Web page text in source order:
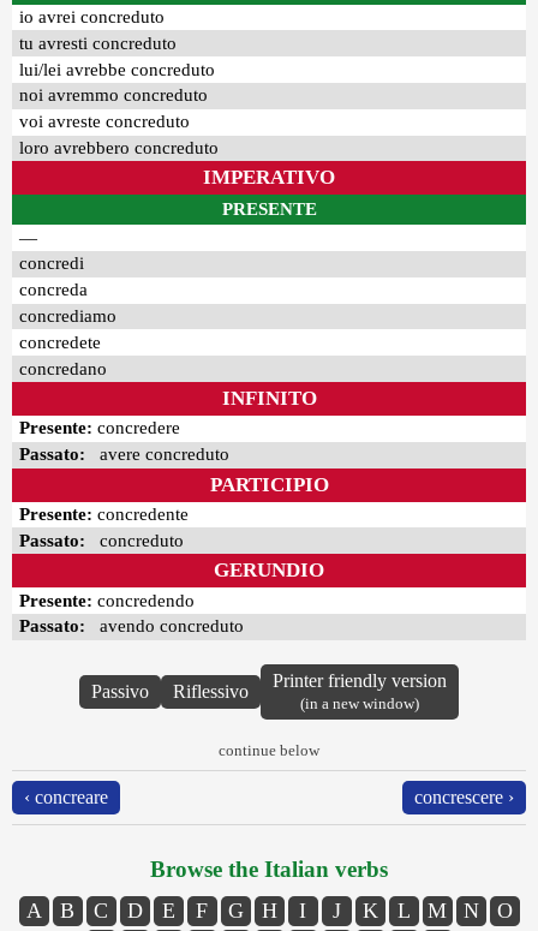
io avrei concreduto
tu avresti concreduto
lui/lei avrebbe concreduto
noi avremmo concreduto
voi avreste concreduto
loro avrebbero concreduto
IMPERATIVO
PRESENTE
—
concredi
concreda
concrediamo
concredete
concredano
INFINITO
Presente: concredere
Passato: avere concreduto
PARTICIPIO
Presente: concredente
Passato: concreduto
GERUNDIO
Presente: concredendo
Passato: avendo concreduto
Passivo Riflessivo
Printer friendly version
(in a new window)
continue below
‹ concreare concrescere ›
Browse the Italian verbs
A B C D E F G H I J K L M N
O